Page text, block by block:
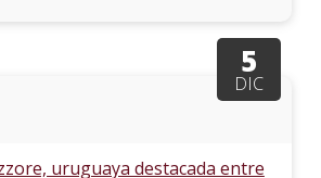
5
DIC
uruguaya destacada entre